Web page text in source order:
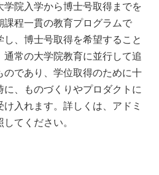
学院入学から博士号取得までを
課程一貫の教育プログラムで
、博士号取得を希望すること
常の大学院教育に並行して追
のであり、学位取得のために十
、ものづくりやプロダクトに
入れます。詳しくは、アドミ
てください。